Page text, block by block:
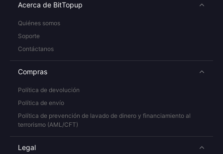
Acerca de BitTopup
Quiénes somos
Soporte
Contáctanos
Compras
Política de devolución
Política de envío
Política de prevención de lavado de dinero y financiamiento al
terrorismo (AML/CFT)
Legal